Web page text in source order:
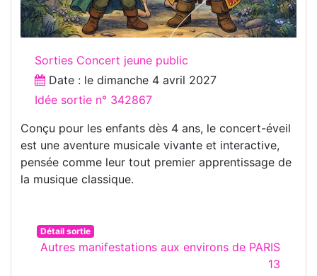
Sorties Concert jeune public
Date : le dimanche 4 avril 2027
Idée sortie n° 342867
Conçu pour les enfants dès 4 ans, le concert-éveil
est une aventure musicale vivante et interactive,
pensée comme leur tout premier apprentissage de
la musique classique.
Détail sortie
Autres manifestations aux environs de PARIS
13